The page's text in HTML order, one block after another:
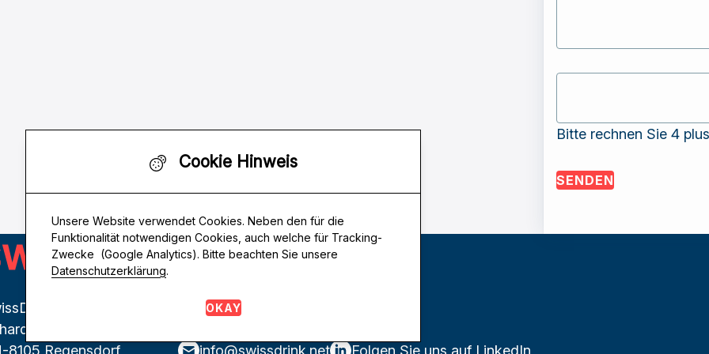
Bitte rechnen Sie 4
SENDEN
Genossenschaft
146
8105 Regensdorf
info@swissdrink.net Folgen Sie uns auf LinkedIn
Cookie Hinweis
Unsere Website verwendet Cookies. Neben den für die
Funktionalität notwendigen Cookies, auch welche für Tracking-
Zwecke (Google Analytics). Bitte beachten Sie unsere
Datenschutzerklärung.
OKAY